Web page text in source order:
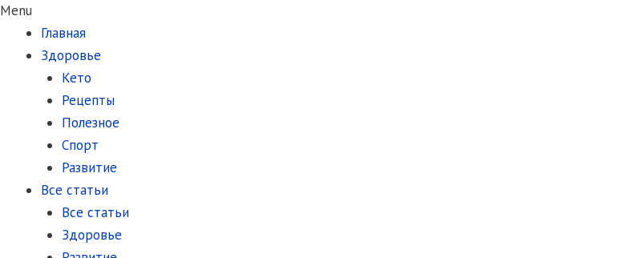
Menu
Главная
Здоровье
Кето
Рецепты
Полезное
Спорт
Развитие
Все статьи
Все статьи
Здоровье